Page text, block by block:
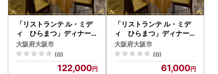
「リストランテ ル・ミデ
ィ ひらまつ」ディナーコ
ース 2名様_OS034-00
02
大阪府大阪市
(0)
122,000
「リストランテ ル・ミデ
ィ ひらまつ」ディナーコ
ース １名様_OS034-00
03
大阪府大阪市
(0)
61,000